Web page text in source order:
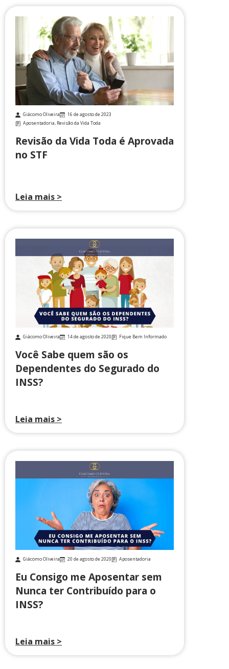
Giácomo Oliveira
16 de agosto de 2023
Aposentadoria, Revisão da Vida Toda
Revisão da Vida Toda é Aprovada
no STF
Leia mais >
Giácomo Oliveira 14 de agosto de 2020 Fique Bem Informado
Você Sabe quem são os
Dependentes do Segurado do
INSS?
Leia mais >
Giácomo Oliveira 20 de agosto de 2020 Aposentadoria
Eu Consigo me Aposentar sem
Nunca ter Contribuído para o
INSS?
Leia mais >